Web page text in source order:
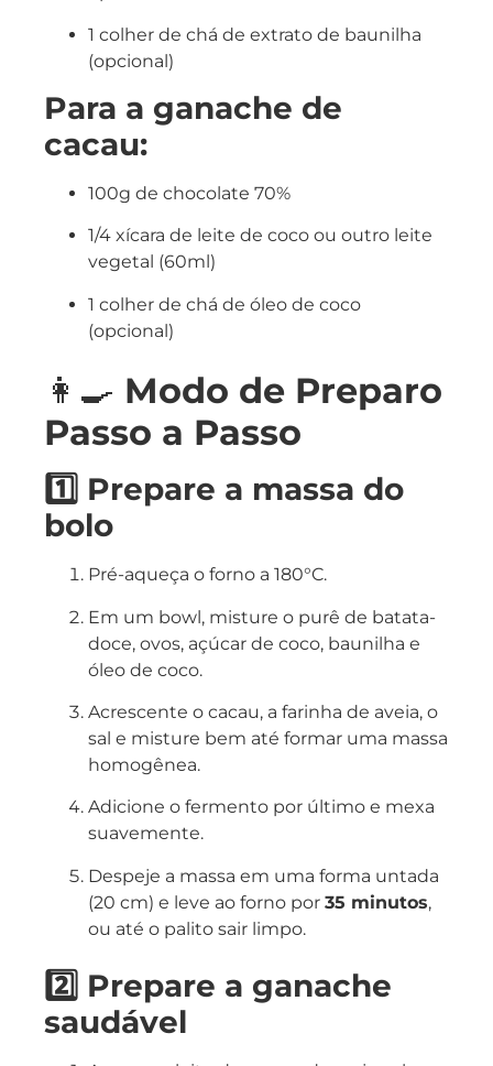
1 colher de chá de extrato de baunilha
(opcional)
Para a ganache de
cacau:
100g de chocolate 70%
1/4 xícara de leite de coco ou outro leite
vegetal (60ml)
1 colher de chá de óleo de coco
(opcional)
👩‍🍳 Modo de Preparo
Passo a Passo
1️⃣ Prepare a massa do
bolo
Pré-aqueça o forno a 180°C.
Em um bowl, misture o purê de batata-
doce, ovos, açúcar de coco, baunilha e
óleo de coco.
Acrescente o cacau, a farinha de aveia, o
sal e misture bem até formar uma massa
homogênea.
Adicione o fermento por último e mexa
suavemente.
Despeje a massa em uma forma untada
(20 cm) e leve ao forno por 35 minutos,
ou até o palito sair limpo.
2️⃣ Prepare a ganache
saudável